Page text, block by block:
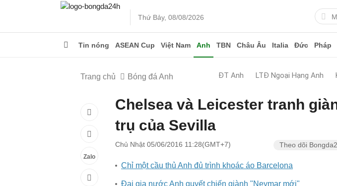
Thứ Bảy, 08/08/2026
Tin nóng ASEAN Cup Việt Nam Anh TBN Châu Âu Italia Đức Pháp
Trang chủ Bóng đá Anh ĐT Anh LTĐ Ngoại Hạng Anh
Zalo
Chelsea và Leicester tranh
trụ của Sevilla
Chủ Nhật 05/06/2016 11:28(GMT+7) Theo dõi
Chỉ một cầu thủ Anh đủ trình khoác áo Barcelona
Đại gia nước Anh quyết chiến giành "Neymar mới"